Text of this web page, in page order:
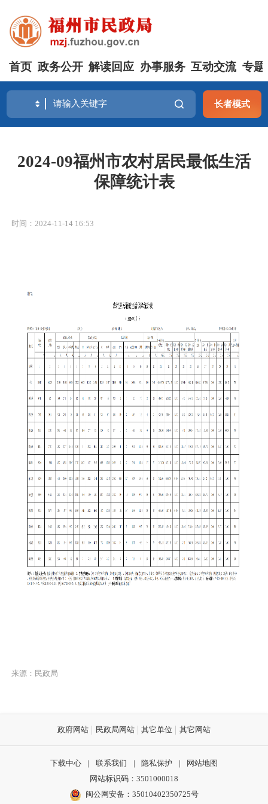
首页 政务公开 解读回应 办事服务 互动交流 专题
长者模式
2024-09福州市农村居民最低生活
保障统计表
时间：2024-11-14 16:53
来源：民政局
政府网站 民政局网站 其它单位 其它网站
下载中心 | 联系我们 | 隐私保护 |
网站地图
网站标识码：3501000018
闽公网安备：35010402350725号